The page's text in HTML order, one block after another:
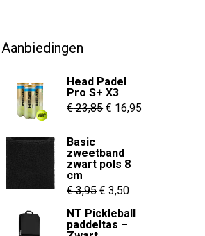
5
Aanbiedingen
Head Padel
Pro S+ X3
€23,85 Oorspronkelijke
€ 23,85.
€ 16,95
Basic
zweetband
zwart pols 8
cm
€3,95 Oorspronkelijke
prijs
was:
€ 3,50Huidige
prijs
NT Pickleball
paddeltas –